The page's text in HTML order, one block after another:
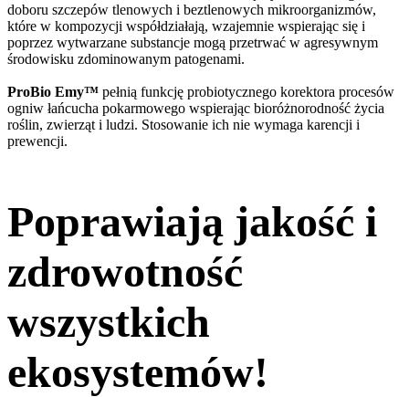
doboru szczepów tlenowych i beztlenowych mikroorganizmów,
które w kompozycji współdziałają, wzajemnie wspierając się i
poprzez wytwarzane substancje mogą przetrwać w agresywnym
środowisku zdominowanym patogenami.
ProBio Emy™ pełnią funkcję probiotycznego korektora procesów
ogniw łańcucha pokarmowego wspierając bioróżnorodność życia
roślin, zwierząt i ludzi. Stosowanie ich nie wymaga karencji i
prewencji.
Poprawiają jakość i
zdrowotność
wszystkich
ekosystemów!